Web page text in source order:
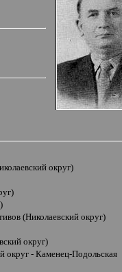
округ)
(Николаевский округ)
округ)
округ - Каменец-Подольская